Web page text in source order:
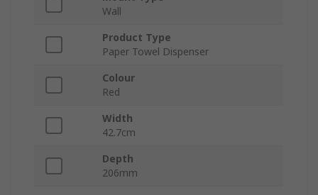
Wall
Product Type
Paper Towel Dispenser
Colour
Red
Width
42.7cm
Depth
206mm